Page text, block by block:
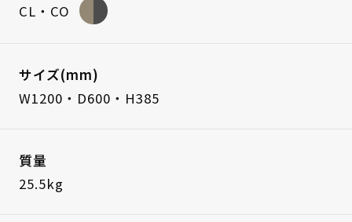
CL・CO
サイズ(mm)
W1200・D600・H385
質量
25.5kg